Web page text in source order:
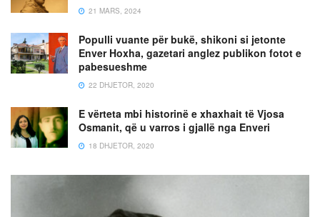
21 MARS, 2024
Populli vuante për bukë, shikoni si jetonte
Enver Hoxha, gazetari anglez publikon fotot e
pabesueshme
22 DHJETOR, 2020
E vërteta mbi historinë e xhaxhait të Vjosa
Osmanit, që u varros i gjallë nga Enveri
18 DHJETOR, 2020